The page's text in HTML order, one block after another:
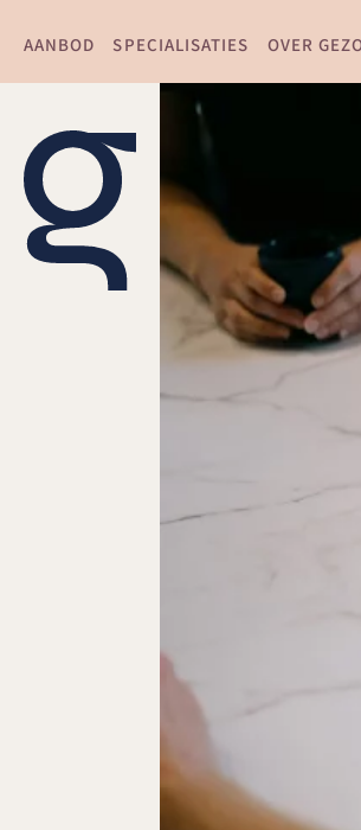
AANBOD SPECIALISATIES OVER